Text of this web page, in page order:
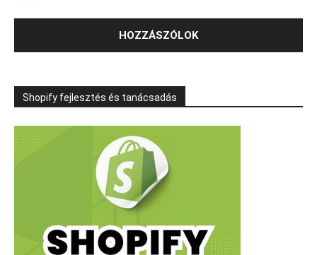
Shopify fejlesztés és tanácsadás